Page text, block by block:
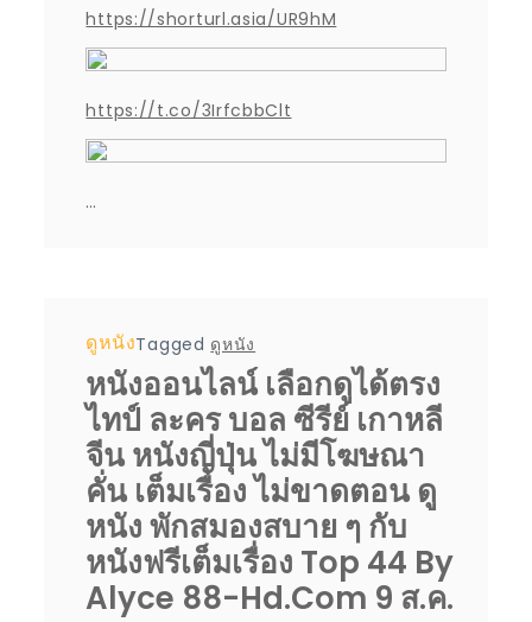
https://shorturl.asia/UR9hM
https://t.co/3IrfcbbClt
…
ดูหนังTagged ดูหนัง
หนังออนไลน์ เลือกดูได้ตรง
ไทป์ ละคร บอล ซีรีย์ เกาหลี
จีน หนังญี่ปุ่น ไม่มีโฆษณา
คั่น เต็มเรื่อง ไม่ขาดตอน ดู
หนัง พักสมองสบาย ๆ กับ
หนังฟรีเต็มเรื่อง Top 44 By
Alyce 88-Hd.com 9 ส.ค.